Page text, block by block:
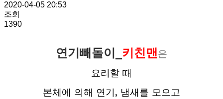
2020-04-05 20:53
조회
1390
연기빼돌이_ 키친맨은
요리할 때
본체에 의해 연기, 냄새를 모으고